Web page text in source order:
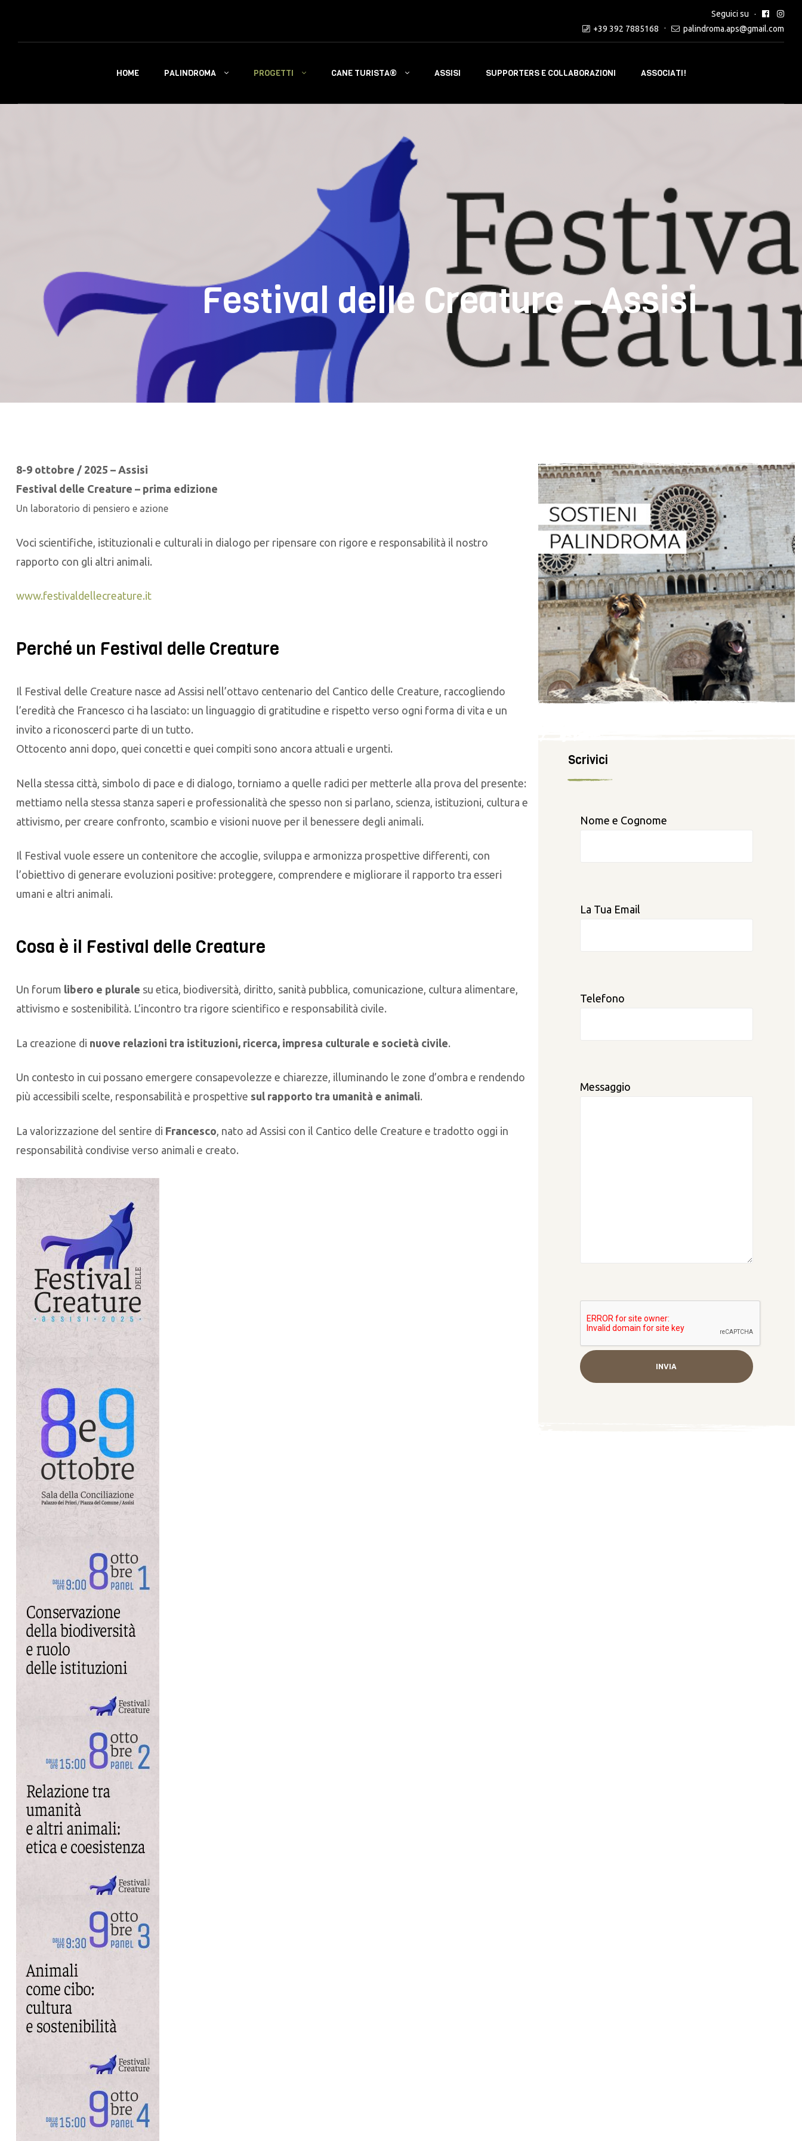
Seguici su
+39 392 7885168
palindroma.aps@gmail.com
HOME PALINDROMA PROGETTI CANE TURISTA® ASSISI SUPPORTERS E COLLABORAZIONI ASSOCIATI!
Festival delle Creature – Assisi
8-9 ottobre / 2025 – Assisi
Festival delle Creature – prima edizione
Un laboratorio di pensiero e azione
Voci scientifiche, istituzionali e culturali in dialogo per ripensare con rigore e responsabilità il nostro
rapporto con gli altri animali.
www.festivaldellecreature.it
Perché un Festival delle Creature
Il Festival delle Creature nasce ad Assisi nell’ottavo centenario del Cantico delle Creature, raccogliendo
l’eredità che Francesco ci ha lasciato: un linguaggio di gratitudine e rispetto verso ogni forma di vita e un
invito a riconoscerci parte di un tutto.
Ottocento anni dopo, quei concetti e quei compiti sono ancora attuali e urgenti.
Nella stessa città, simbolo di pace e di dialogo, torniamo a quelle radici per metterle alla prova del presente:
mettiamo nella stessa stanza saperi e professionalità che spesso non si parlano, scienza, istituzioni, cultura e
attivismo, per creare confronto, scambio e visioni nuove per il benessere degli animali.
Il Festival vuole essere un contenitore che accoglie, sviluppa e armonizza prospettive differenti, con
l’obiettivo di generare evoluzioni positive: proteggere, comprendere e migliorare il rapporto tra esseri
umani e altri animali.
Cosa è il Festival delle Creature
Un forum libero e plurale su etica, biodiversità, diritto, sanità pubblica, comunicazione, cultura alimentare,
attivismo e sostenibilità. L’incontro tra rigore scientifico e responsabilità civile.
La creazione di nuove relazioni tra istituzioni, ricerca, impresa culturale e società civile.
Un contesto in cui possano emergere consapevolezze e chiarezze, illuminando le zone d’ombra e rendendo
più accessibili scelte, responsabilità e prospettive sul rapporto tra umanità e animali.
La valorizzazione del sentire di Francesco , nato ad Assisi con il Cantico delle Creature e tradotto oggi in
responsabilità condivise verso animali e creato.
Scrivici
Nome e Cognome
La Tua Email
Telefono
Messaggio